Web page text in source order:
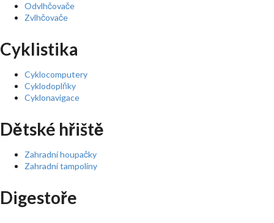
Odvlhčovače
Zvlhčovače
Cyklistika
Cyklocomputery
Cyklodoplňky
Cyklonavigace
Dětské hřiště
Zahradní houpačky
Zahradní tampolíny
Digestoře